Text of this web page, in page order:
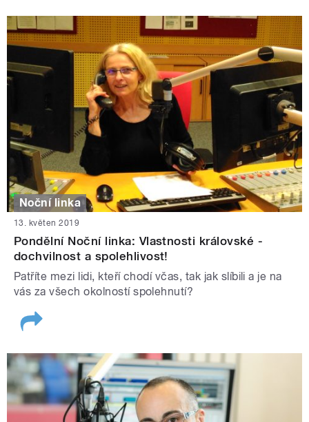
Noční linka
13. květen 2019
Pondělní Noční linka: Vlastnosti královské -
dochvilnost a spolehlivost!
Patříte mezi lidi, kteří chodí včas, tak jak slíbili a je na
vás za všech okolností spolehnutí?